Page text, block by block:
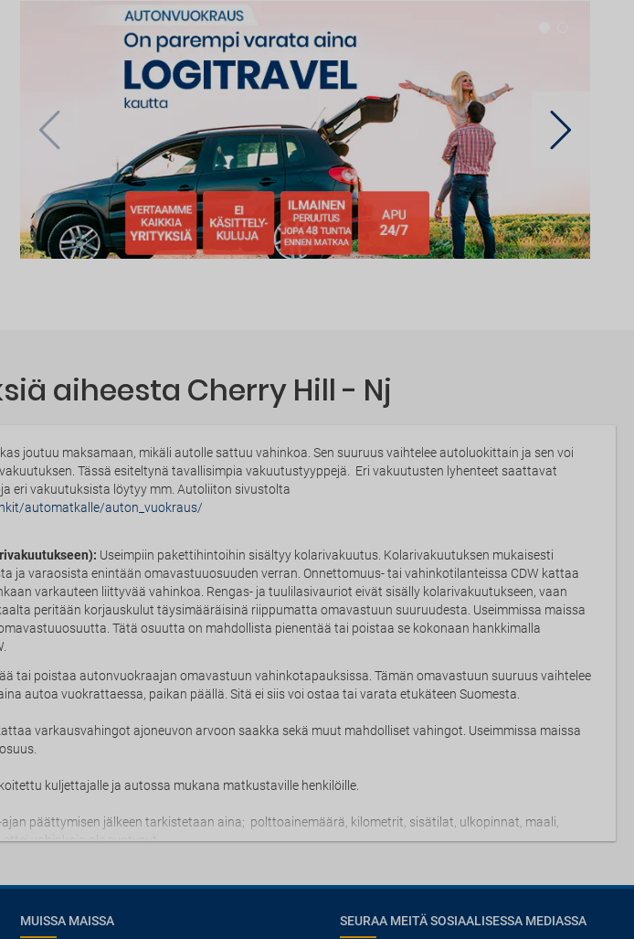
aiheesta Cherry Hill - Nj
joutuu maksamaan, mikäli autolle sattuu vahinkoa. Sen suuruus vaihtelee autoluokittain ja sen voi
Tässä esiteltynä tavallisimpia vakuutustyyppejä. Eri vakuutusten lyhenteet saattavat
eri vakuutuksista löytyy mm. Autoliiton sivustolta
automatkalle/auton_vuokraus/
Useimpiin pakettihintoihin sisältyy kolarivakuutus. Kolarivakuutuksen mukaisesti
ja varaosista enintään omavastuuosuuden verran. Onnettomuus- tai vahinkotilanteissa CDW kattaa
varkauteen liittyvää vahinkoa. Rengas- ja tuulilasivauriot eivät sisälly kolarivakuutukseen, vaan
peritään korjauskulut täysimääräisinä riippumatta omavastuun suuruudesta. Useimmissa maissa
Tätä osuutta on mahdollista pienentää tai poistaa se kokonaan hankkimalla
tai poistaa autonvuokraajan omavastuun vahinkotapauksissa. Tämän omavastuun suuruus vaihtelee
autoa vuokrattaessa, paikan päällä. Sitä ei siis voi ostaa tai varata etukäteen Suomesta.
varkausvahingot ajoneuvon arvoon saakka sekä muut mahdolliset vahingot. Useimmissa maissa
kuljettajalle ja autossa mukana matkustaville henkilöille.
päättymisen jälkeen tarkistetaan aina; polttoainemäärä, kilometrit, sisätilat, ulkopinnat, maali,
vahinkoja ole syntynyt.
MUISSA MAISSA SEURAA MEITÄ SOSIAALISESSA MEDIASSA